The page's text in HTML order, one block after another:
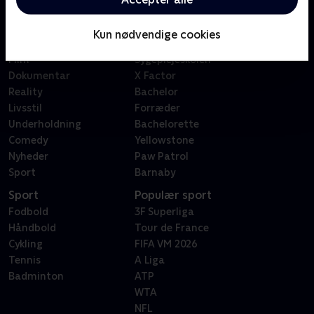
Kun nødvendige cookies
Kategorier
Film
Dokumentar
Reality
Livsstil
Underholdning
Comedy
Nyheder
Sport
Badehotellet
Sygeplejeskolen
X Factor
Bachelor
Forræder
Bachelorette
Yellowstone
Paw Patrol
Barnaby
Sport
Fodbold
Håndbold
Cykling
Tennis
Badminton
Populær sport
3F Superliga
Tour de France
FIFA VM 2026
A Liga
ATP
WTA
NFL